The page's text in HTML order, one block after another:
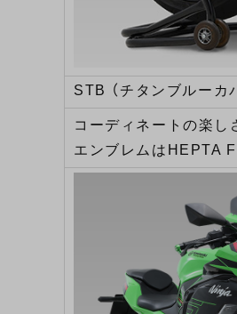
STB （チタンブルーカ
コーディネートの楽し
エンブレムはHEPTA